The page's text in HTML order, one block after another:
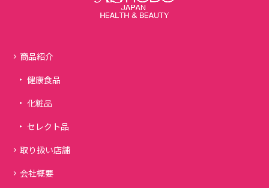
商品紹介
健康食品
化粧品
セレクト品
取り扱い店舗
会社概要